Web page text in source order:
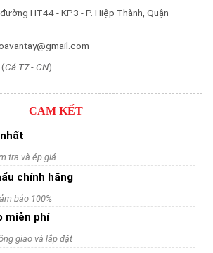
HT44 - KP3 - P. Hiệp Thành, Quận
Cả T7 - CN)
CAM KẾT
tra và ép giá
chính hãng
bảo 100%
miễn phí
giao và lắp đặt